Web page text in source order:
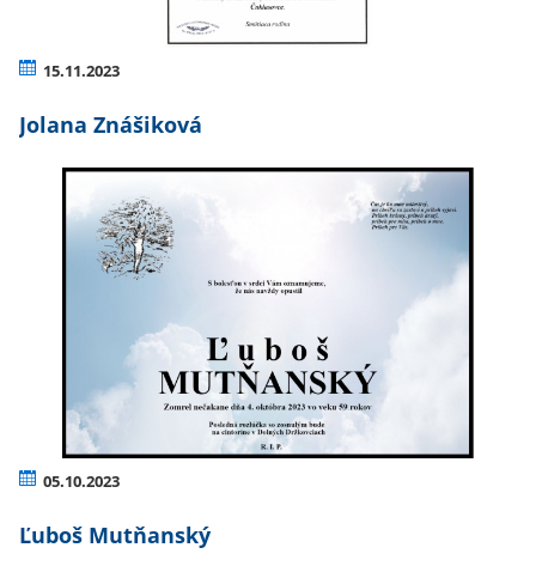
15.11.2023
Jolana Znášiková
05.10.2023
Ľuboš Mutňanský